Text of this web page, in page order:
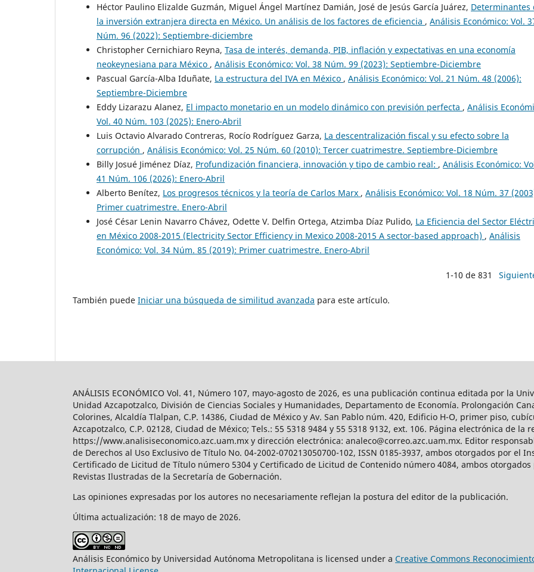
Héctor Paulino Elizalde Guzmán, Miguel Ángel Martínez Damián, José de Jesús García Juárez, Determinantes
la inversión extranjera directa en México. Un análisis de los factores de eficiencia , Análisis Económico: Vol.
Núm. 96 (2022): Septiembre-diciembre
Christopher Cernichiaro Reyna, Tasa de interés, demanda, PIB, inflación y expectativas en una economía
neokeynesiana para México , Análisis Económico: Vol. 38 Núm. 99 (2023): Septiembre-Diciembre
Pascual García-Alba Iduñate, La estructura del IVA en México , Análisis Económico: Vol. 21 Núm. 48 (2006):
Septiembre-Diciembre
Eddy Lizarazu Alanez, El impacto monetario en un modelo dinámico con previsión perfecta , Análisis
Vol. 40 Núm. 103 (2025): Enero-Abril
Luis Octavio Alvarado Contreras, Rocío Rodríguez Garza, La descentralización fiscal y su efecto sobre la
corrupción , Análisis Económico: Vol. 25 Núm. 60 (2010): Tercer cuatrimestre. Septiembre-Diciembre
Billy Josué Jiménez Díaz, Profundización financiera, innovación y tipo de cambio real: , Análisis Económico:
41 Núm. 106 (2026): Enero-Abril
Alberto Benítez, Los progresos técnicos y la teoría de Carlos Marx , Análisis Económico: Vol. 18 Núm. 37
Primer cuatrimestre. Enero-Abril
José César Lenin Navarro Chávez, Odette V. Delfin Ortega, Atzimba Díaz Pulido, La Eficiencia del Sector
en México 2008-2015 (Electricity Sector Efficiency in Mexico 2008-2015 A sector-based approach) , Análisis
Económico: Vol. 34 Núm. 85 (2019): Primer cuatrimestre. Enero-Abril
1-10 de 831
También puede Iniciar una búsqueda de similitud avanzada para este artículo.
ANÁLISIS ECONÓMICO Vol. 41, Número 107, mayo-agosto de 2026, es una publicación continua editada por la
Unidad Azcapotzalco, División de Ciencias Sociales y Humanidades, Departamento de Economía. Prolongación
Colorines, Alcaldía Tlalpan, C.P. 14386, Ciudad de México y Av. San Pablo núm. 420, Edificio H-O, primer piso,
Azcapotzalco, C.P. 02128, Ciudad de México; Tels.: 55 5318 9484 y 55 5318 9132, ext. 106. Página electrónica de la
https://www.analisiseconomico.azc.uam.mx y dirección electrónica: analeco@correo.azc.uam.mx. Editor
de Derechos al Uso Exclusivo de Título No. 04-2002-070213050700-102, ISSN 0185-3937, ambos otorgados por el
Certificado de Licitud de Título número 5304 y Certificado de Licitud de Contenido número 4084, ambos
Revistas Ilustradas de la Secretaría de Gobernación.
Las opiniones expresadas por los autores no necesariamente reflejan la postura del editor de la publicación.
Última actualización: 18 de mayo de 2026.
Análisis Económico by Universidad Autónoma Metropolitana is licensed under a Creative Commons